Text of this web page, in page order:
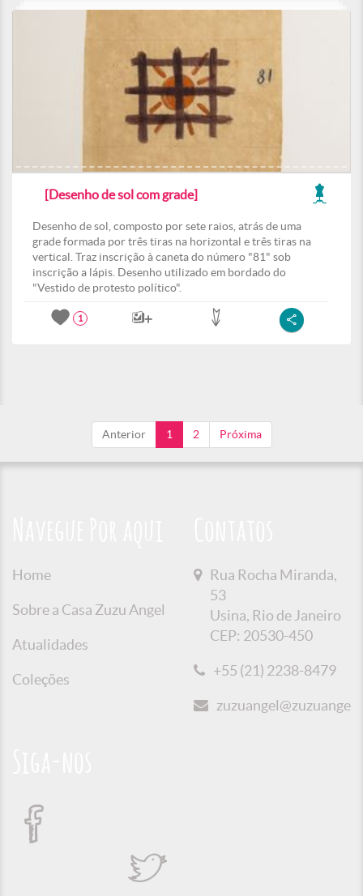
[Desenho de sol com grade]
Desenho de sol, composto por sete raios, atrás de uma
grade formada por três tiras na horizontal e três tiras na
vertical. Traz inscrição à caneta do número "81" sob
inscrição a lápis. Desenho utilizado em bordado do
"Vestido de protesto político".
1
Anterior 1 2 Próxima
Home
Sobre a Casa Zuzu Angel
Atualidades
Coleções
Rua Rocha Miranda,
53
Usina, Rio de Janeiro
CEP: 20530-450
+55 (21) 2238-8479